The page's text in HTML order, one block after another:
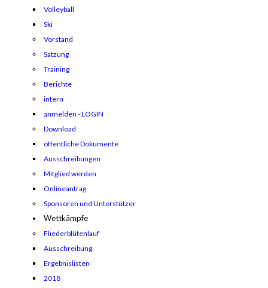
Volleyball
Ski
Vorstand
Satzung
Training
Berichte
intern
anmelden - LOGIN
Download
öffentliche Dokumente
Ausschreibungen
Mitglied werden
Onlineantrag
Sponsoren und Unterstützer
Wettkämpfe
Fliederblütenlauf
Ausschreibung
Ergebnislisten
2018